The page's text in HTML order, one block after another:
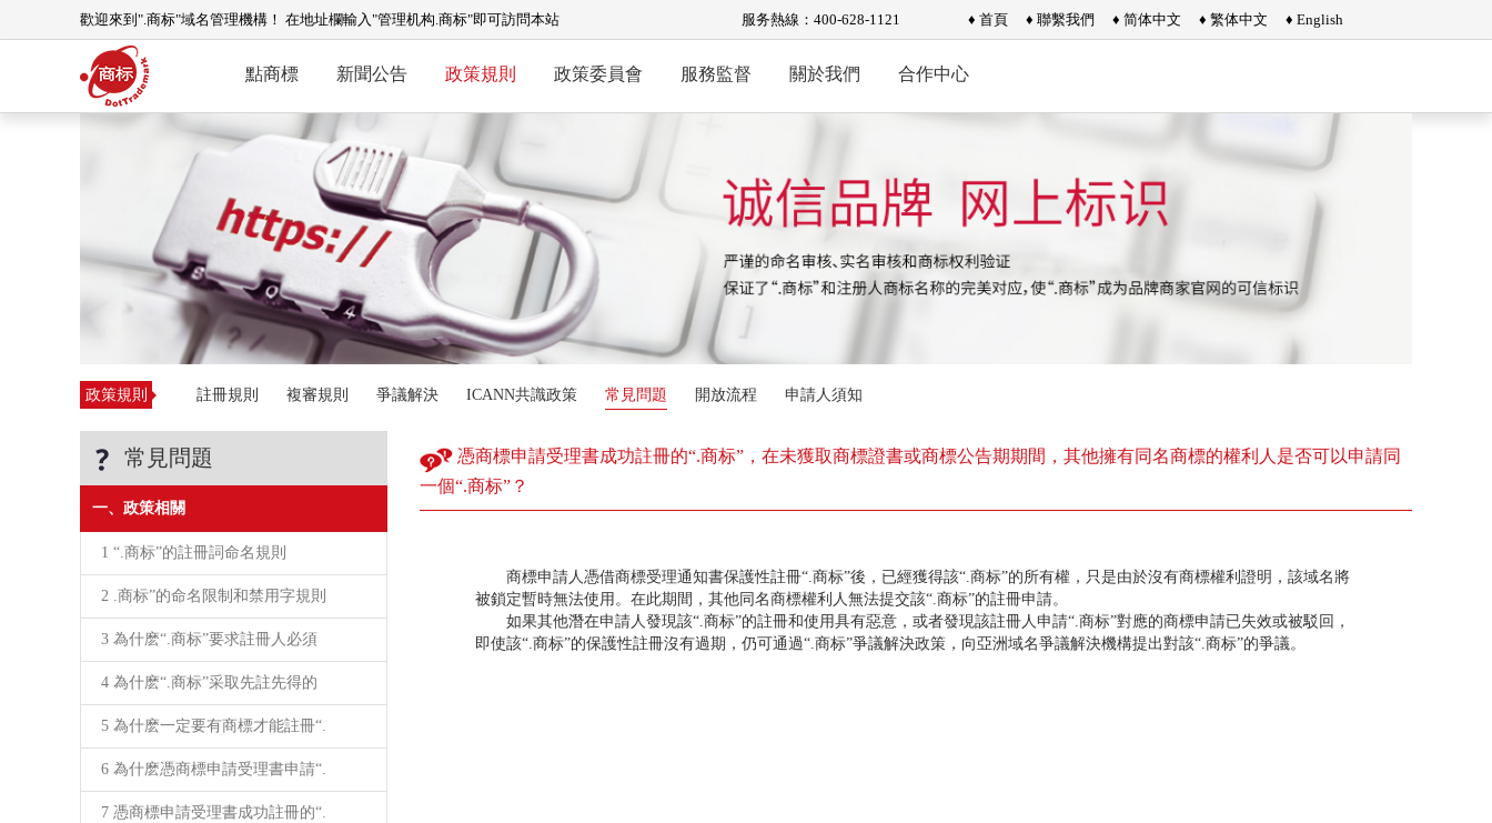
歡迎來到".商标"域名管理機構！ 在地址欄輸入"管理机构.商标"即可訪問本站 服务熱線：400-628-1121 ♦ 首頁 ♦ 聯繫我們 ♦ 简体中文 ♦ 繁体中文 ♦ English
點商標 新聞公告 政策規則 政策委員會 服務監督 關於我們 合作中心
政策規則 註冊規則 複審規則 爭議解決 ICANN共識政策 常見問題 開放流程 申請人須知
常見問題
一、政策相關
1 “.商标”的註冊詞命名規則
2 .商标”的命名限制和禁用字規則
3 為什麽“.商标”要求註冊人必須
4 為什麽“.商标”采取先註先得的
5 為什麽一定要有商標才能註冊“.
6 為什麽憑商標申請受理書申請“.
7 憑商標申請受理書成功註冊的“.
憑商標申請受理書成功註冊的“.商标”，在未獲取商標證書或商標公告期期間，其他擁有同名商標的權利人是否可以申請同
一個“.商标”？
商標申請人憑借商標受理通知書保護性註冊“.商标”後，已經獲得該“.商标”的所有權，只是由於沒有商標權利證明，該域名將
被鎖定暫時無法使用。在此期間，其他同名商標權利人無法提交該“.商标”的註冊申請。
如果其他潛在申請人發現該“.商标”的註冊和使用具有惡意，或者發現該註冊人申請“.商标”對應的商標申請已失效或被駁回，
即使該“.商标”的保護性註冊沒有過期，仍可通過“.商标”爭議解決政策，向亞洲域名爭議解決機構提出對該“.商标”的爭議。